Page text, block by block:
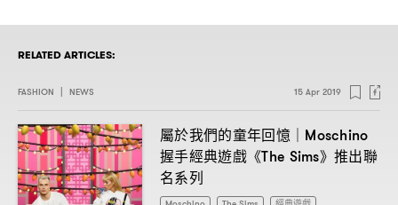
RELATED ARTICLES:
FASHION NEWS 15 Apr 2019
屬於我們的童年回憶｜Moschino
握手經典遊戲《The Sims》推出聯
名系列